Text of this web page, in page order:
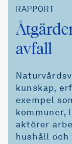
RAPPORT
avfall
kunskap,
exempel
kommuner,
aktörer
hushåll och